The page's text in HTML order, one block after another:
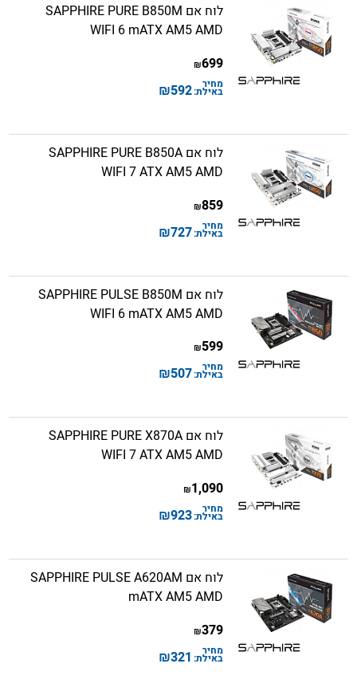
לוח אם SAPPHIRE PURE B850M
WIFI 6 mATX AM5 AMD
699
₪
מחיר
באילת:592
₪
לוח אם SAPPHIRE PURE B850A
WIFI 7 ATX AM5 AMD
859
₪
מחיר
באילת:727
₪
לוח אם SAPPHIRE PULSE B850M
WIFI 6 mATX AM5 AMD
599
₪
מחיר
באילת:507
₪
לוח אם SAPPHIRE PURE X870A
WIFI 7 ATX AM5 AMD
1,090
₪
מחיר
באילת:923
₪
לוח אם SAPPHIRE PULSE A620AM
mATX AM5 AMD
379
₪
מחיר
באילת: 321
₪